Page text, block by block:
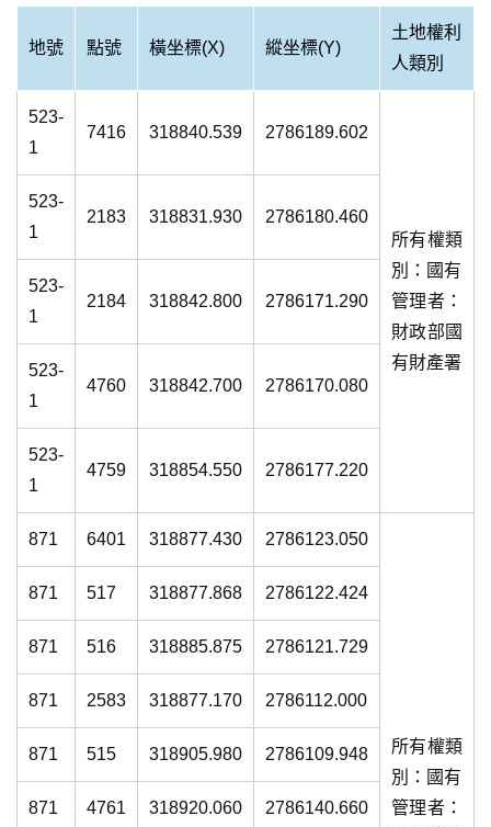
地號 點號 橫坐標(X) 縱坐標(Y)
土地權利
人類別
523-
1
7416 318840.539 2786189.602
所有權類
別：國有
管理者：
財政部國
有財產署
523-
1
2183 318831.930 2786180.460
523-
1
2184 318842.800 2786171.290
523-
1
4760 318842.700 2786170.080
523-
1
4759 318854.550 2786177.220
871 6401 318877.430 2786123.050
所有權類
別：國有
管理者：
871 517 318877.868 2786122.424
871 516 318885.875 2786121.729
871 2583 318877.170 2786112.000
871 515 318905.980 2786109.948
871 4761 318920.060 2786140.660